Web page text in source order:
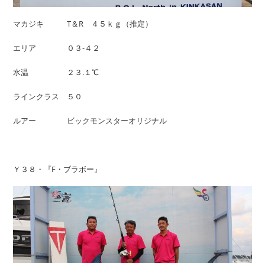
マカジキ T＆R ４５ｋｇ（推定）
エリア ０３-４２
水温 ２３.１℃
ラインクラス ５０
ルアー ビックモンスターオリジナル
Ｙ３８・『F・ブラボー』